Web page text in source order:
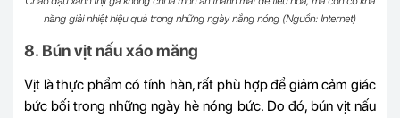
năng giải nhiệt hiệu quả trong những ngày nắng nóng (Nguồn: Internet)
8. Bún vịt nấu xáo măng
Vịt là thực phẩm có tính hàn, rất phù hợp để giảm cảm giác
bức bối trong những ngày hè nóng bức. Do đó, bún vịt nấu